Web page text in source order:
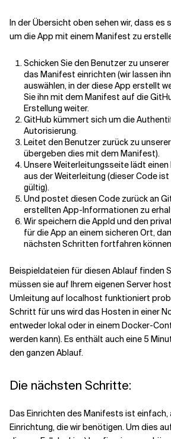
In der Übersicht oben sehen wir, dass es
um die App mit einem Manifest zu
Schicken Sie den Benutzer zu
das Manifest einrichten (wir lassen
auswählen, in der diese App erstellt
Sie ihn mit dem Manifest auf die
Erstellung weiter.
GitHub kümmert sich um die
Autorisierung.
Leitet den Benutzer zurück zu
übergeben dies mit dem Manifest).
Unsere Weiterleitungsseite lädt
aus der Weiterleitung (dieser Code ist
gültig).
Und postet diesen Code zurück an
erstellten App-Informationen zu
Wir speichern die AppId und den
für die App an einem sicheren Ort,
nächsten Schritten fortfahren
Beispieldateien für diesen Ablauf finden
müssen sie auf Ihrem eigenen Server
Umleitung auf localhost funktioniert
Schritt für uns wird das Hosten in einer
entweder lokal oder in einem Docker-
werden kann). Es enthält auch eine 5
den ganzen Ablauf.
Die nächsten Schritte:
Das Einrichten des Manifests ist einfach,
Einrichtung, die wir benötigen. Um dies